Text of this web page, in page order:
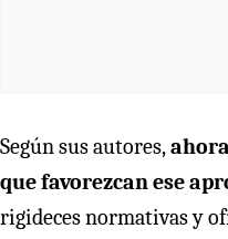
Según sus autores,
que favorezcan ese
rigideces normativas y